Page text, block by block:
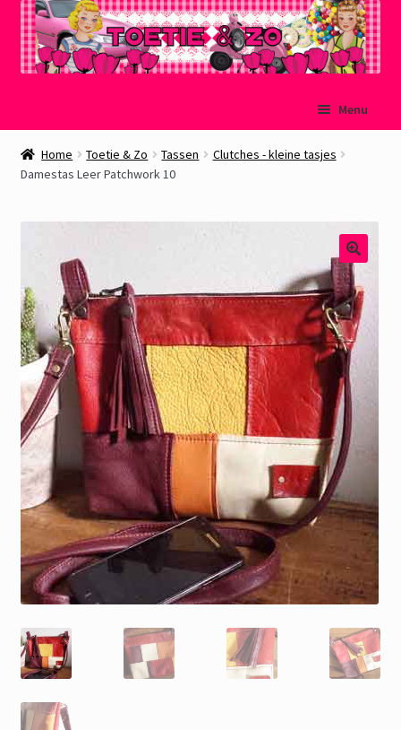
naar
navigatie
de
inhoud
Menu
Welkom
Afrekenen
Over Toetie & Zo
Gastenboek
Home Toetie & Zo Tassen
Clutches - kleine tasjes
Damestas Leer Patchwork 10